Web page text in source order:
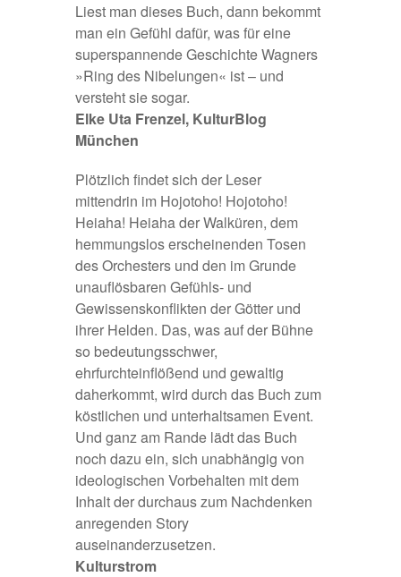
Liest man dieses Buch, dann bekommt
man ein Gefühl dafür, was für eine
superspannende Geschichte Wagners
»Ring des Nibelungen« ist – und
versteht sie sogar.
Elke Uta Frenzel, KulturBlog
München
Plötzlich findet sich der Leser
mittendrin im Hojotoho! Hojotoho!
Heiaha! Heiaha der Walküren, dem
hemmungslos erscheinenden Tosen
des Orchesters und den im Grunde
unauflösbaren Gefühls- und
Gewissenskonflikten der Götter und
ihrer Helden. Das, was auf der Bühne
so bedeutungsschwer,
ehrfurchteinflößend und gewaltig
daherkommt, wird durch das Buch zum
köstlichen und unterhaltsamen Event.
Und ganz am Rande lädt das Buch
noch dazu ein, sich unabhängig von
ideologischen Vorbehalten mit dem
Inhalt der durchaus zum Nachdenken
anregenden Story
auseinanderzusetzen.
Kulturstrom